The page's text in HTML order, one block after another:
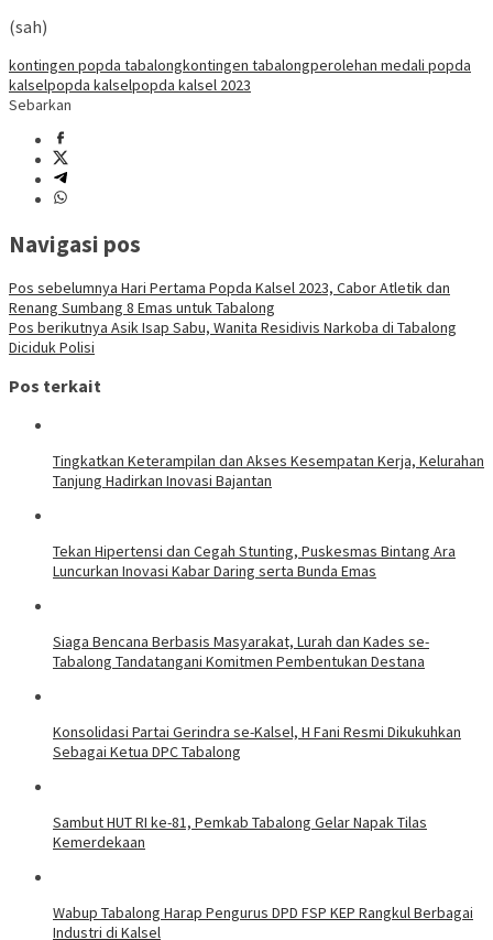
(sah)
kontingen popda tabalongkontingen tabalongperolehan medali popda
kalselpopda kalselpopda kalsel 2023
Sebarkan
Navigasi pos
Pos sebelumnya Hari Pertama Popda Kalsel 2023, Cabor Atletik dan
Renang Sumbang 8 Emas untuk Tabalong
Pos berikutnya Asik Isap Sabu, Wanita Residivis Narkoba di Tabalong
Diciduk Polisi
Pos terkait
Tingkatkan Keterampilan dan Akses Kesempatan Kerja, Kelurahan
Tanjung Hadirkan Inovasi Bajantan
Tekan Hipertensi dan Cegah Stunting, Puskesmas Bintang Ara
Luncurkan Inovasi Kabar Daring serta Bunda Emas
Siaga Bencana Berbasis Masyarakat, Lurah dan Kades se-
Tabalong Tandatangani Komitmen Pembentukan Destana
Konsolidasi Partai Gerindra se-Kalsel, H Fani Resmi Dikukuhkan
Sebagai Ketua DPC Tabalong
Sambut HUT RI ke-81, Pemkab Tabalong Gelar Napak Tilas
Kemerdekaan
Wabup Tabalong Harap Pengurus DPD FSP KEP Rangkul Berbagai
Industri di Kalsel